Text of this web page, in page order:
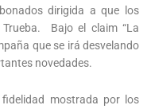
dirigida a que los
Bajo el claim “La
que se irá desvelando
novedades.
mostrada por los